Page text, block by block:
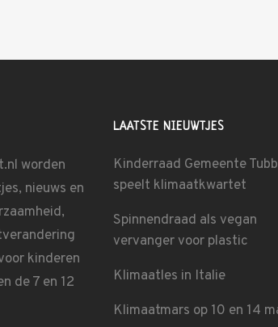
worden
nieuws en
kinderen
de 7 en 12
LAATSTE NIEUWTJES
Kinderraad Gemeente
speelt klimaatkwartet
Spinnendraad als vegan
vervanger voor plastic
Klimaatles in Italie
Klimaatmars op 10 en 14